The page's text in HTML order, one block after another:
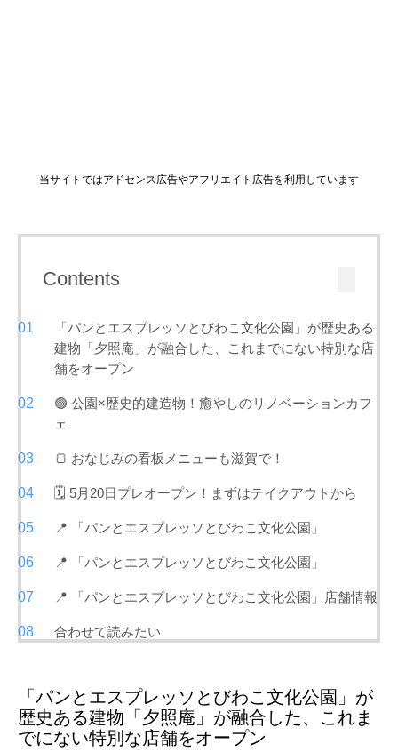
当サイトではアドセンス広告やアフリエイト広告を利用しています
Contents
「パンとエスプレッソとびわこ文化公園」が歴史ある
建物「夕照庵」が融合した、これまでにない特別な店
舗をオープン
🟢 公園×歴史的建造物！癒やしのリノベーションカフ
ェ
🍞 おなじみの看板メニューも滋賀で！
🗓️ 5月20日プレオープン！まずはテイクアウトから
📍 「パンとエスプレッソとびわこ文化公園」
📍 「パンとエスプレッソとびわこ文化公園」
📍 「パンとエスプレッソとびわこ文化公園」店舗情報
合わせて読みたい
「パンとエスプレッソとびわこ文化公園」が
歴史ある建物「夕照庵」が融合した、これま
でにない特別な店舗をオープン